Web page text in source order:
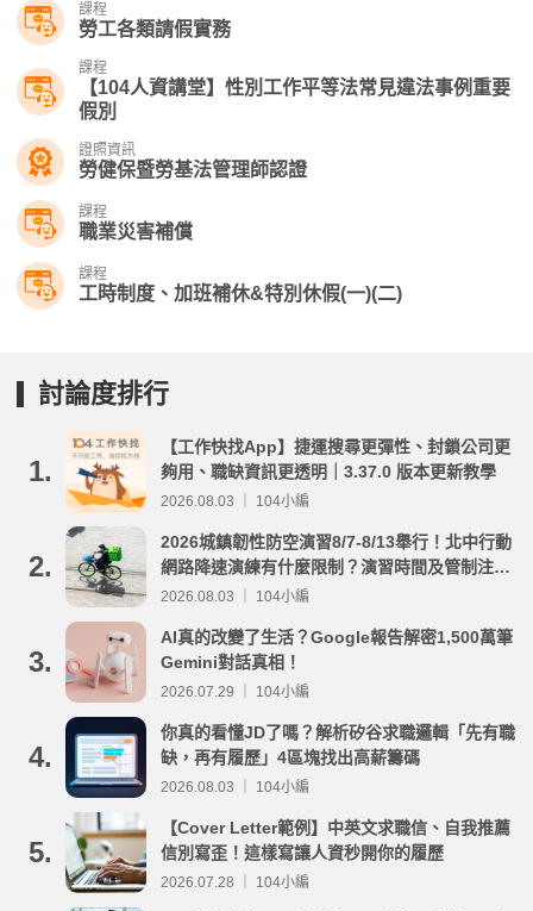
課程
勞工各類請假實務
課程
【104人資講堂】性別工作平等法常見違法事例重要
假別
證照資訊
勞健保暨勞基法管理師認證
課程
職業災害補償
課程
工時制度、加班補休&特別休假(一)(二)
討論度排行
1.
【工作快找App】捷運搜尋更彈性、封鎖公司更
夠用、職缺資訊更透明｜3.37.0 版本更新教學
2026.08.03 ｜ 104小編
2.
2026城鎮韌性防空演習8/7-8/13舉行！北中行動
網路降速演練有什麼限制？演習時間及管制注意
事項整理
2026.08.03 ｜ 104小編
3.
AI真的改變了生活？Google報告解密1,500萬筆
Gemini對話真相！
2026.07.29 ｜ 104小編
4.
你真的看懂JD了嗎？解析矽谷求職邏輯「先有職
缺，再有履歷」4區塊找出高薪籌碼
2026.08.03 ｜ 104小編
5.
【Cover Letter範例】中英文求職信、自我推薦
信別寫歪！這樣寫讓人資秒開你的履歷
2026.07.28 ｜ 104小編